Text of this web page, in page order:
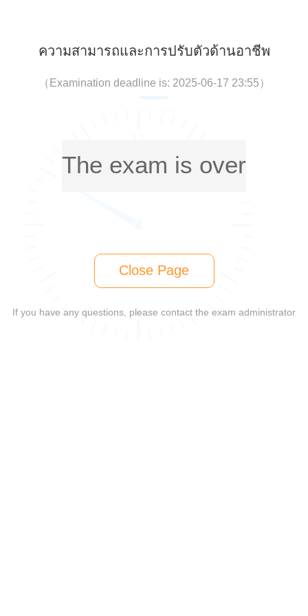
ความสามารถและการปรับตัวด้านอาชีพ
（ Examination deadline is: 2025-06-17 23:55）
The exam is over
Close Page
If you have any questions, please contact the exam administrator